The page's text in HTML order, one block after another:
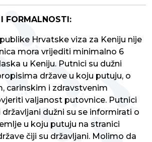
FORMALNOSTI:
Hrvatske viza za Keniju nije
mora vrijediti minimalno 6
u Keniju. Putnici su dužni
države u koju putuju, o
carinskim i zdravstvenim
valjanost putovnice. Putnici
dužni su se informirati o
u koju putuju na stranici
čiji su državljani. Molimo da